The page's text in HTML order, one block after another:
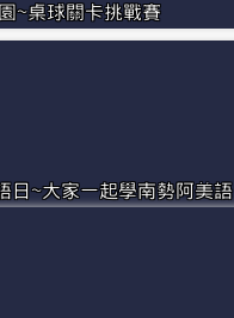
~桌球關卡挑戰賽
日~大家一起學南勢阿美語